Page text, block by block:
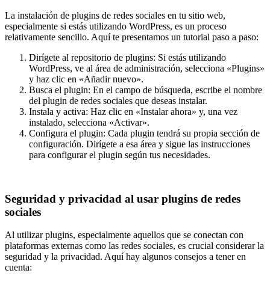
La instalación de plugins de redes sociales en tu sitio web,
especialmente si estás utilizando WordPress, es un proceso
relativamente sencillo. Aquí te presentamos un tutorial paso a paso:
Dirígete al repositorio de plugins: Si estás utilizando
WordPress, ve al área de administración, selecciona «Plugins»
y haz clic en «Añadir nuevo».
Busca el plugin: En el campo de búsqueda, escribe el nombre
del plugin de redes sociales que deseas instalar.
Instala y activa: Haz clic en «Instalar ahora» y, una vez
instalado, selecciona «Activar».
Configura el plugin: Cada plugin tendrá su propia sección de
configuración. Dirígete a esa área y sigue las instrucciones
para configurar el plugin según tus necesidades.
Seguridad y privacidad al usar plugins de redes
sociales
Al utilizar plugins, especialmente aquellos que se conectan con
plataformas externas como las redes sociales, es crucial considerar la
seguridad y la privacidad. Aquí hay algunos consejos a tener en
cuenta: